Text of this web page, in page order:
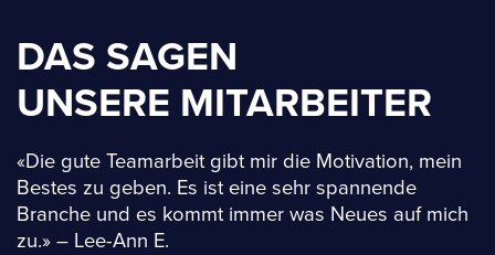
DAS SAGEN
UNSERE MITARBEITER
«Die gute Teamarbeit gibt mir die Motivation, mein
Bestes zu geben. Es ist eine sehr spannende
Branche und es kommt immer was Neues auf mich
zu.» – Lee-Ann E.